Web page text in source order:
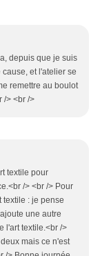
depuis que je suis
et l'atelier se
remettre au boulot
/> <br />
textile pour
/> <br /> Pour
textile : je pense
une autre
l'art textile.<br />
mais ce n'est